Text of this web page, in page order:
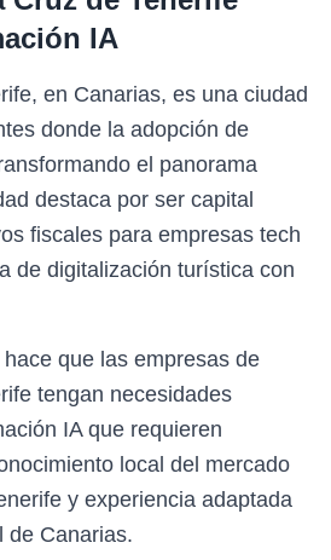
IA
en Canarias, es una ciudad
donde la adopción de
el panorama
destaca por ser capital
fiscales para empresas tech
de digitalización turística con
que las empresas de
tengan necesidades
IA que requieren
local del mercado
y experiencia adaptada
de Canarias.